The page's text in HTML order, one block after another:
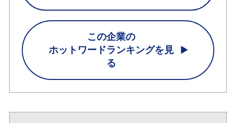
この企業の
ホットワードランキングを見
る